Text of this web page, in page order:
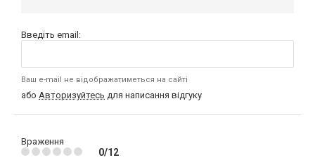
Введіть email:
Ваш e-mail не відображатиметься на сайті
або Авторизуйтесь для написання відгуку
Враження
0/12